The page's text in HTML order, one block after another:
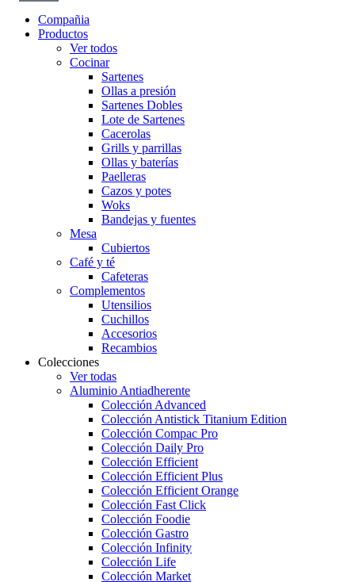
Compañia
Productos
Ver todos
Cocinar
Sartenes
Ollas a presión
Sartenes Dobles
Lote de Sartenes
Cacerolas
Grills y parrillas
Ollas y baterías
Paelleras
Cazos y potes
Woks
Bandejas y fuentes
Mesa
Cubiertos
Café y té
Cafeteras
Complementos
Utensilios
Cuchillos
Accesorios
Recambios
Colecciones
Ver todas
Aluminio Antiadherente
Colección Advanced
Colección Antistick Titanium Edition
Colección Compac Pro
Colección Daily Pro
Colección Efficient
Colección Efficient Plus
Colección Efficient Orange
Colección Fast Click
Colección Foodie
Colección Gastro
Colección Infinity
Colección Life
Colección Market